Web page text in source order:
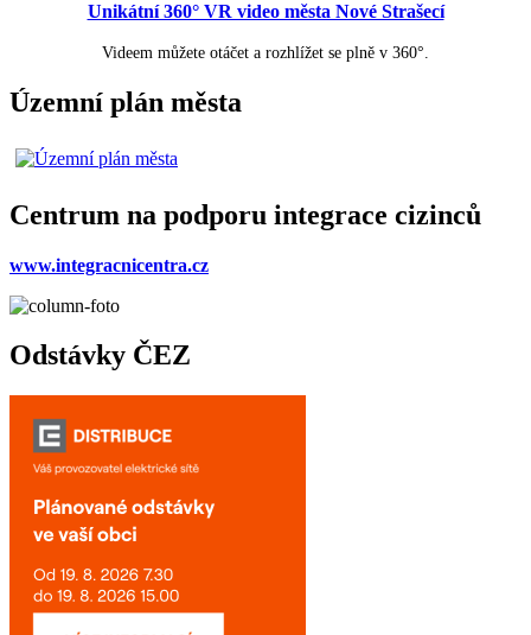
Unikátní 360° VR video města Nové Strašecí
Videem můžete otáčet a rozhlížet se plně v 360°.
Územní plán města
Centrum na podporu integrace cizinců
www.integracnicentra.cz
Odstávky ČEZ